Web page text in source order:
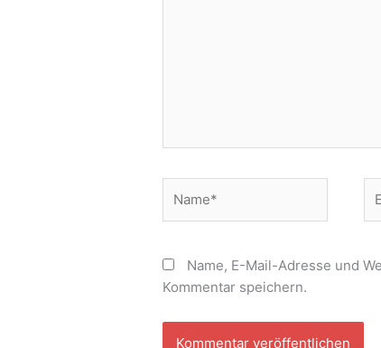
Name, E-Mail-Adresse und
Kommentar speichern.